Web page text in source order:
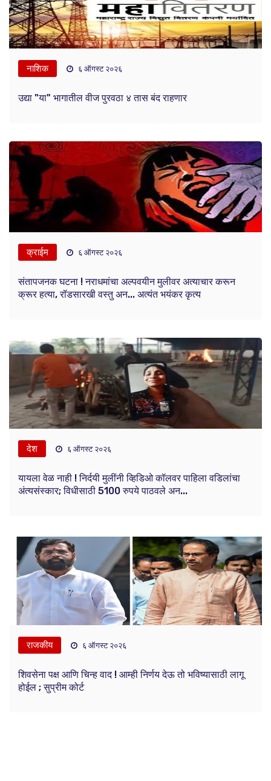
नाशिक ६ ऑगस्ट २०२६
उद्या "या" भागातील वीज पुरवठा ४ तास बंद राहणार
क्राईम ६ ऑगस्ट २०२६
संतापजनक घटना ! नराधमांचा अल्पवयीन मुलीवर अत्याचार करून
क्रूर हत्या, रॉडसारखी वस्तु अन... अत्यंत भयंकर कृत्य
देश ६ ऑगस्ट २०२६
यायला वेळ नाही ! निर्दयी मुलींनी व्हिडिओ कॉलवर पाहिला वडिलांचा
अंत्यसंस्कार; विधीसाठी 5100 रुपये पाठवले अन...
राजकीय ६ ऑगस्ट २०२६
शिवसेना पक्ष आणि चिन्ह वाद ! आम्ही निर्णय देऊ तो भविष्यासाठी लागू
होईल ; सुप्रीम कोर्ट